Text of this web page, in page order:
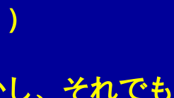
れでも